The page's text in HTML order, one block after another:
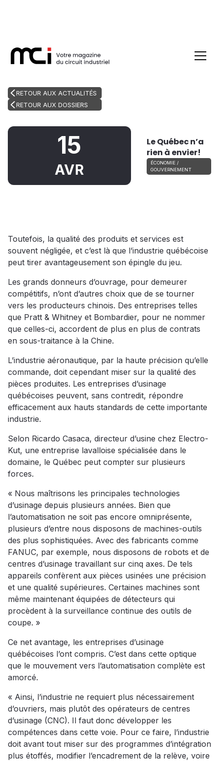
RETOUR AUX ACTUALITÉS
RETOUR AUX DOSSIERS
15
AVR
Le Québec n’a
rien à envier!
ÉCONOMIE /
GOUVERNEMENT
Toutefois, la qualité des produits et services est
souvent négligée, et c’est là que l’industrie québécoise
peut tirer avantageusement son épingle du jeu.
Les grands donneurs d’ouvrage, pour demeurer
compétitifs, n’ont d’autres choix que de se tourner
vers les producteurs chinois. Des entreprises telles
que Pratt & Whitney et Bombardier, pour ne nommer
que celles-ci, accordent de plus en plus de contrats
en sous-traitance à la Chine.
L’industrie aéronautique, par la haute précision qu’elle
commande, doit cependant miser sur la qualité des
pièces produites. Les entreprises d’usinage
québécoises peuvent, sans contredit, répondre
efficacement aux hauts standards de cette importante
industrie.
Selon Ricardo Casaca, directeur d’usine chez Electro-
Kut, une entreprise lavalloise spécialisée dans le
domaine, le Québec peut compter sur plusieurs
forces.
« Nous maîtrisons les principales technologies
d’usinage depuis plusieurs années. Bien que
l’automatisation ne soit pas encore omniprésente,
plusieurs d’entre nous disposons de machines-outils
des plus sophistiquées. Avec des fabricants comme
FANUC, par exemple, nous disposons de robots et de
centres d’usinage travaillant sur cinq axes. De tels
appareils confèrent aux pièces usinées une précision
et une qualité supérieures. Certaines machines sont
même maintenant équipées de détecteurs qui
procèdent à la surveillance continue des outils de
coupe. »
Ce net avantage, les entreprises d’usinage
québécoises l’ont compris. C’est dans cette optique
que le mouvement vers l’automatisation complète est
amorcé.
« Ainsi, l’industrie ne requiert plus nécessairement
d’ouvriers, mais plutôt des opérateurs de centres
d’usinage (CNC). Il faut donc développer les
compétences dans cette voie. Pour ce faire, l’industrie
doit avant tout miser sur des programmes d’intégration
plus étoffés, modifier l’encadrement de la relève, voire